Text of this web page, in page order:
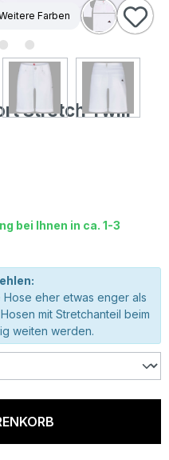
Farben
Stretch Twill
von 5 Sternen
bei Ihnen in ca. 1-3
eher etwas enger als
mit Stretchanteil beim
weiten werden.